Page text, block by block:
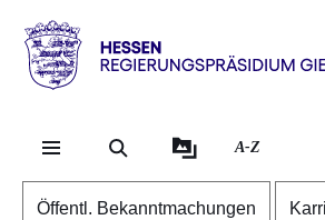
Hessen
RP
A-Z
Öffentl. Bekanntmachungen